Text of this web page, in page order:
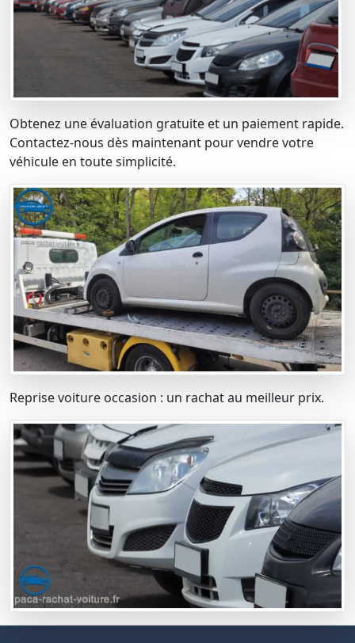
Obtenez une évaluation gratuite et un paiement rapide.
Contactez-nous dès maintenant pour vendre votre
véhicule en toute simplicité.
Reprise voiture occasion : un rachat au meilleur prix.